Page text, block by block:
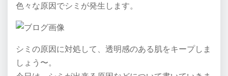
色々な原因でシミが発生します。
シミの原因に対処して、透明感のある肌をキープしま
しょう〜。